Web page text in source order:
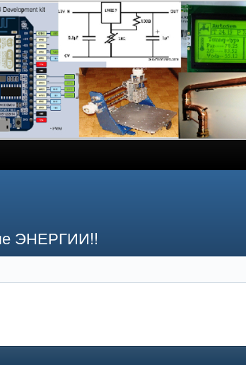
ЭНЕРГИИ!!